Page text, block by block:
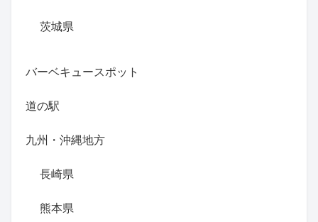
茨城県
バーベキュースポット
道の駅
九州・沖縄地方
長崎県
熊本県